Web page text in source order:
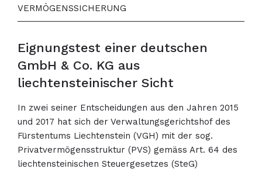
VERMÖGENSSICHERUNG
Eignungstest einer deutschen
GmbH & Co. KG aus
liechtensteinischer Sicht
In zwei seiner Entscheidungen aus den Jahren 2015
und 2017 hat sich der Verwaltungsgerichtshof des
Fürstentums Liechtenstein (VGH) mit der sog.
Privatvermögensstruktur (PVS) gemäss Art. 64 des
liechtensteinischen Steuergesetzes (SteG)